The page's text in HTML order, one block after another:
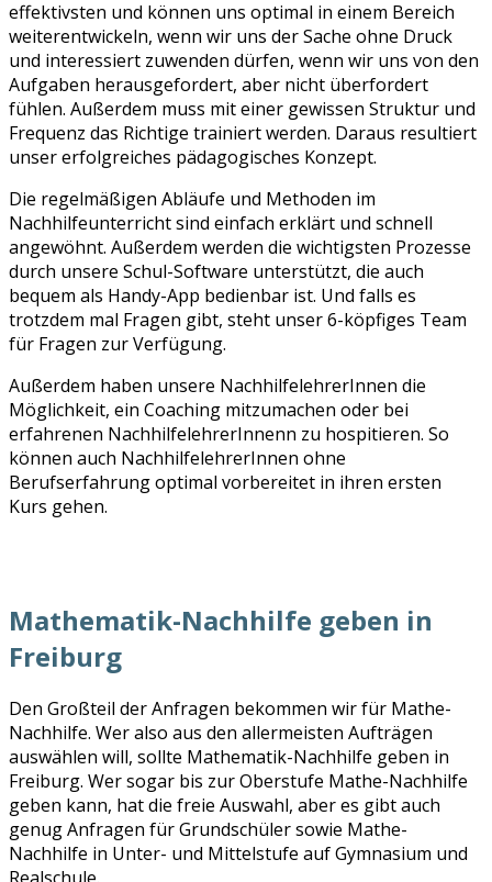
effektivsten und können uns optimal in einem Bereich
weiterentwickeln, wenn wir uns der Sache ohne Druck
und interessiert zuwenden dürfen, wenn wir uns von den
Aufgaben herausgefordert, aber nicht überfordert
fühlen. Außerdem muss mit einer gewissen Struktur und
Frequenz das Richtige trainiert werden. Daraus resultiert
unser erfolgreiches pädagogisches Konzept.
Die regelmäßigen Abläufe und Methoden im
Nachhilfeunterricht sind einfach erklärt und schnell
angewöhnt. Außerdem werden die wichtigsten Prozesse
durch unsere Schul-Software unterstützt, die auch
bequem als Handy-App bedienbar ist. Und falls es
trotzdem mal Fragen gibt, steht unser 6-köpfiges Team
für Fragen zur Verfügung.
Außerdem haben unsere NachhilfelehrerInnen die
Möglichkeit, ein Coaching mitzumachen oder bei
erfahrenen NachhilfelehrerInnenn zu hospitieren. So
können auch NachhilfelehrerInnen ohne
Berufserfahrung optimal vorbereitet in ihren ersten
Kurs gehen.
Mathematik-Nachhilfe geben in
Freiburg
Den Großteil der Anfragen bekommen wir für Mathe-
Nachhilfe. Wer also aus den allermeisten Aufträgen
auswählen will, sollte Mathematik-Nachhilfe geben in
Freiburg. Wer sogar bis zur Oberstufe Mathe-Nachhilfe
geben kann, hat die freie Auswahl, aber es gibt auch
genug Anfragen für Grundschüler sowie Mathe-
Nachhilfe in Unter- und Mittelstufe auf Gymnasium und